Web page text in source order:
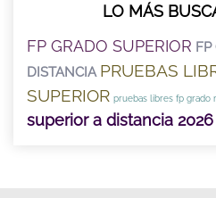
LO MÁS
FP GRADO SUPERIOR FP
DISTANCIA PRUEBAS
SUPERIOR pruebas libres fp grado
superior a distancia 2026